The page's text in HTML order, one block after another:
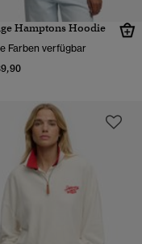
Hamptons Hoodie
Farben verfügbar